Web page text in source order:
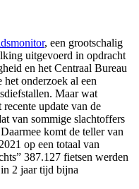
, een grootschalig
uitgevoerd in opdracht
en het Centraal Bureau
onderzoek al een
Maar wat
update van de
van sommige slachtoffers
komt de teller van
op een totaal van
387.127 fietsen werden
2 jaar tijd bijna